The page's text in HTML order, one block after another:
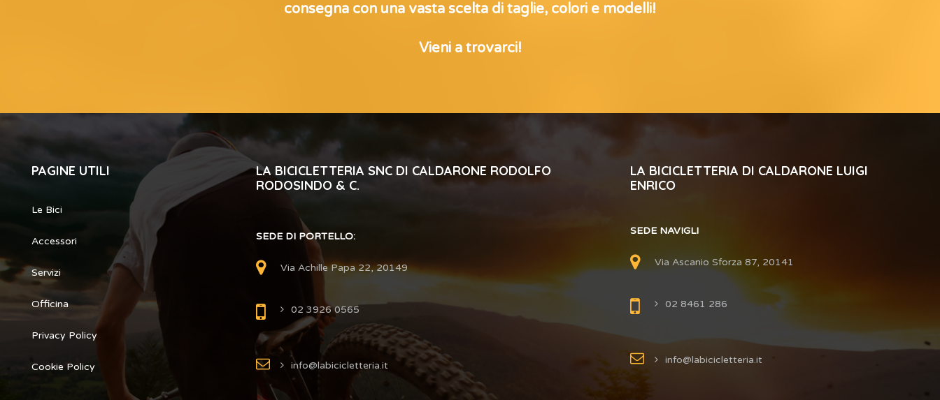
consegna con una vasta scelta di taglie, colori e modelli!
Vieni a trovarci!
PAGINE UTILI
Le Bici
Accessori
Servizi
Officina
Privacy Policy
Cookie Policy
LA BICICLETTERIA SNC DI CALDARONE RODOLFO
RODOSINDO & C.
SEDE DI PORTELLO:
Via Achille Papa 22, 20149
02 3926 0565
info@labicicletteria.it
LA BICICLETTERIA DI CALDARONE LUIGI
ENRICO
SEDE NAVIGLI
Via Ascanio Sforza 87, 20141
02 8461 286
info@labicicletteria.it